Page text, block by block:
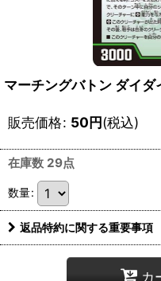
マーチングバトン ダイ
販売価格: 50円(税込)
在庫数 29点
数量:
返品特約に関する重要事項
カ